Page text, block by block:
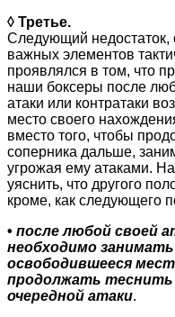
◊ Третье.
Следующий недостаток,
важных элементов
проявлялся в том, что
наши боксеры после
атаки или контратаки
место своего
вместо того, чтобы
соперника дальше,
угрожая ему атаками.
уяснить, что другого
кроме, как следующего
• после любой своей
необходимо занимать
освободившееся
продолжать теснить
очередной атаки.